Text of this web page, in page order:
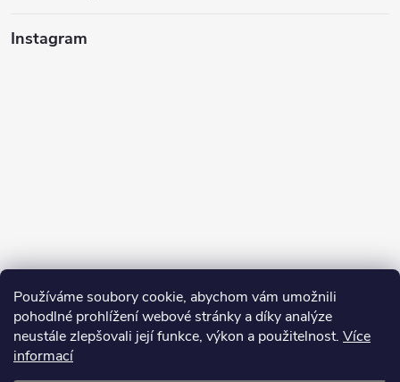
Používáme soubory cookie, abychom vám umožnili
pohodlné prohlížení webové stránky a díky analýze
neustále zlepšovali její funkce, výkon a použitelnost. Více
informací
Instagram